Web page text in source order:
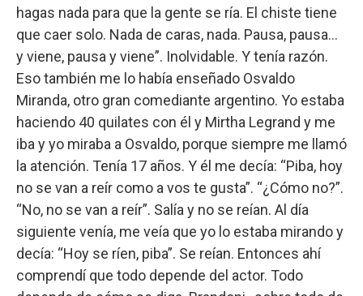
hagas nada para que la gente se ría. El chiste tiene
que caer solo. Nada de caras, nada. Pausa, pausa…
y viene, pausa y viene”. Inolvidable. Y tenía razón.
Eso también me lo había enseñado Osvaldo
Miranda, otro gran comediante argentino. Yo estaba
haciendo 40 quilates con él y Mirtha Legrand y me
iba y yo miraba a Osvaldo, porque siempre me llamó
la atención. Tenía 17 años. Y él me decía: “Piba, hoy
no se van a reír como a vos te gusta”. “¿Cómo no?”.
“No, no se van a reír”. Salía y no se reían. Al día
siguiente venía, me veía que yo lo estaba mirando y
decía: “Hoy se ríen, piba”. Se reían. Entonces ahí
comprendí que todo depende del actor. Todo